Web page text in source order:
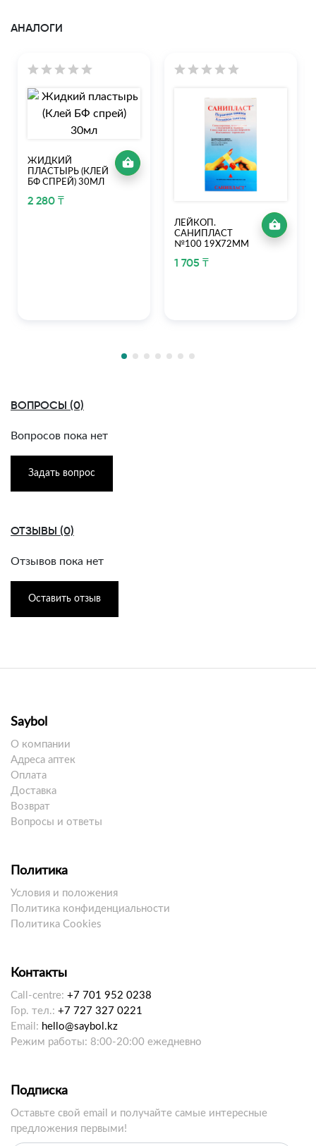
АНАЛОГИ
ЖИДКИЙ
ПЛАСТЫРЬ (КЛЕЙ
БФ СПРЕЙ) 30МЛ
2 280 ₸
ЛЕЙКОП.
САНИПЛАСТ
№100 19Х72ММ
1 705 ₸
ВОПРОСЫ (0)
Вопросов пока нет
Задать вопрос
ОТЗЫВЫ (0)
Отзывов пока нет
Оставить отзыв
Saybol
О компании
Адреса аптек
Оплата
Доставка
Возврат
Вопросы и ответы
Политика
Условия и положения
Политика конфиденциальности
Политика Cookies
Контакты
Call-centre: +7 701 952 0238
Гор. тел.: +7 727 327 0221
Email: hello@saybol.kz
Режим работы: 8:00-20:00 ежедневно
Подписка
Оставьте свой email и получайте самые интересные
предложения первыми!